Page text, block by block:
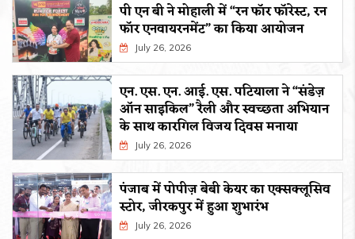
पी एन बी ने मोहाली में “रन फॉर फॉरेस्ट, रन
फॉर एनवायरनमेंट” का किया आयोजन
July 26, 2026
एन. एस. एन. आई. एस. पटियाला ने “संडेज़
ऑन साइकिल” रैली और स्वच्छता अभियान
के साथ कारगिल विजय दिवस मनाया
July 26, 2026
पंजाब में पोपीज़ बेबी केयर का एक्सक्लूसिव
स्टोर, जीरकपुर में हुआ शुभारंभ
July 26, 2026